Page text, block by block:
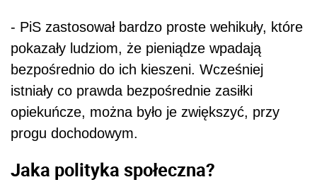
- PiS zastosował bardzo proste wehikuły, które
pokazały ludziom, że pieniądze wpadają
bezpośrednio do ich kieszeni. Wcześniej
istniały co prawda bezpośrednie zasiłki
opiekuńcze, można było je zwiększyć, przy
progu dochodowym.
Jaka polityka społeczna?